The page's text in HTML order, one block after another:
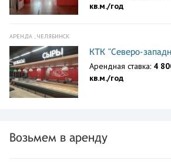
кв.м./год
АРЕНДА , ЧЕЛЯБИНСК
КТК "Северо-
Арендная ставка: 4
кв.м./год
Возьмем в аренду